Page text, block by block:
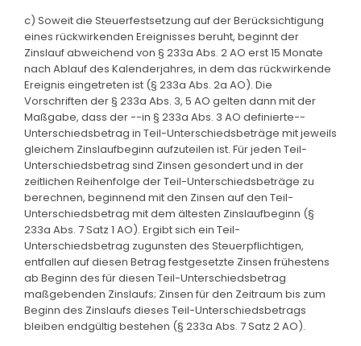
c) Soweit die Steuerfestsetzung auf der Berücksichtigung
eines rückwirkenden Ereignisses beruht, beginnt der
Zinslauf abweichend von § 233a Abs. 2 AO erst 15 Monate
nach Ablauf des Kalenderjahres, in dem das rückwirkende
Ereignis eingetreten ist (§ 233a Abs. 2a AO). Die
Vorschriften der § 233a Abs. 3, 5 AO gelten dann mit der
Maßgabe, dass der --in § 233a Abs. 3 AO definierte--
Unterschiedsbetrag in Teil-Unterschiedsbeträge mit jeweils
gleichem Zinslaufbeginn aufzuteilen ist. Für jeden Teil-
Unterschiedsbetrag sind Zinsen gesondert und in der
zeitlichen Reihenfolge der Teil-Unterschiedsbeträge zu
berechnen, beginnend mit den Zinsen auf den Teil-
Unterschiedsbetrag mit dem ältesten Zinslaufbeginn (§
233a Abs. 7 Satz 1 AO). Ergibt sich ein Teil-
Unterschiedsbetrag zugunsten des Steuerpflichtigen,
entfallen auf diesen Betrag festgesetzte Zinsen frühestens
ab Beginn des für diesen Teil-Unterschiedsbetrag
maßgebenden Zinslaufs; Zinsen für den Zeitraum bis zum
Beginn des Zinslaufs dieses Teil-Unterschiedsbetrags
bleiben endgültig bestehen (§ 233a Abs. 7 Satz 2 AO).